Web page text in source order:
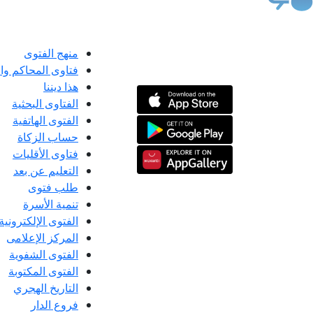
منهج الفتوى
فتاوى المحاكم
هذا ديننا
الفتاوى البحثية
الفتوى الهاتفية
حساب الزكاة
فتاوى الأقليات
التعليم عن بعد
طلب فتوى
تنمية الأسرة
الفتوى الإلكترونية
المركز الإعلامى
الفتوى الشفوية
الفتوى المكتوبة
التاريخ الهجري
فروع الدار